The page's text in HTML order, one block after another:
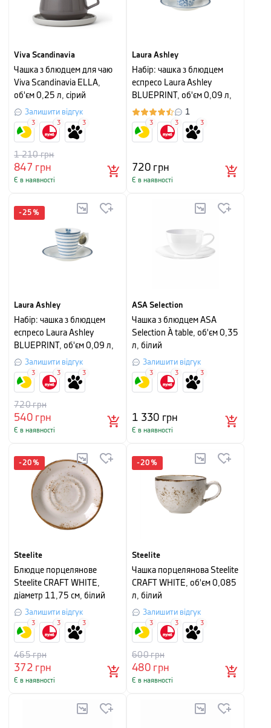
Viva Scandinavia
Чашка з блюдцем для чаю
Viva Scandinavia ELLA,
об'єм 0,25 л, сірий
Залишити відгук
847 грн
1 210грн
Є в наявності
3 3 3
Laura Ashley
Набір: чашка з блюдцем
еспресо Laura Ashley
BLUEPRINT, об'єм 0,09 л,
білий в синю дрібну квітку
1
720грн
Є в наявності
3 3 3
-25 %
Laura Ashley
Набір: чашка з блюдцем
еспресо Laura Ashley
BLUEPRINT, об'єм 0,09 л,
білий в синю смужку
Залишити відгук
540грн
720грн
Є в наявності
3 3 3
ASA Selection
Чашка з блюдцем ASA
Selection À table, об'єм 0,35
л, білий
Залишити відгук
1 330 грн
Є в наявності
3 3 3
-20 %
Steelite
Блюдце порцелянове
Steelite CRAFT WHITE,
діаметр 11,75 см, білий
Залишити відгук
372 грн
465грн
Є в наявності
3 3 3
-20 %
Steelite
Чашка порцелянова Steelite
CRAFT WHITE, об'єм 0,085
л, білий
Залишити відгук
480грн
600грн
Є в наявності
3 3 3